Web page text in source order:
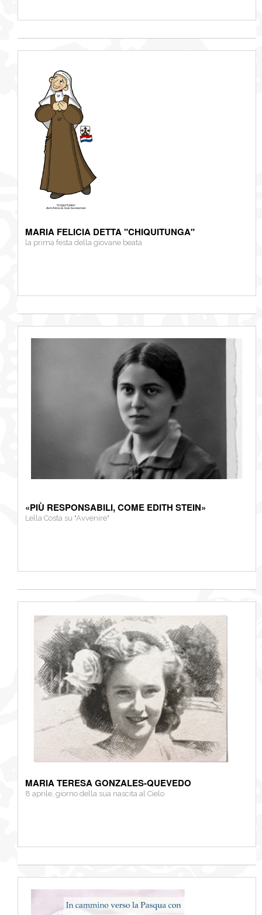
MARIA FELICIA DETTA "CHIQUITUNGA"
la prima festa della giovane beata
«PIÙ RESPONSABILI, COME EDITH STEIN»
Lella Costa su "Avvenire"
MARIA TERESA GONZALES-QUEVEDO
8 aprile, giorno della sua nascita al Cielo